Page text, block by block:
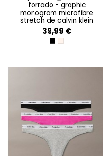
forrado - graphic
monogram microfibre
stretch de calvin klein
39,99 €
MINI STEPPING
MINI STEPPING